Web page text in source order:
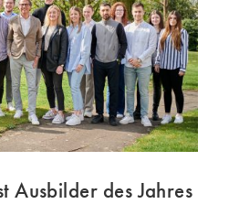
Ausbilder des Jahres